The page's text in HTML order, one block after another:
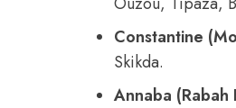
Constantine
Skikda.
Annaba (Rabah